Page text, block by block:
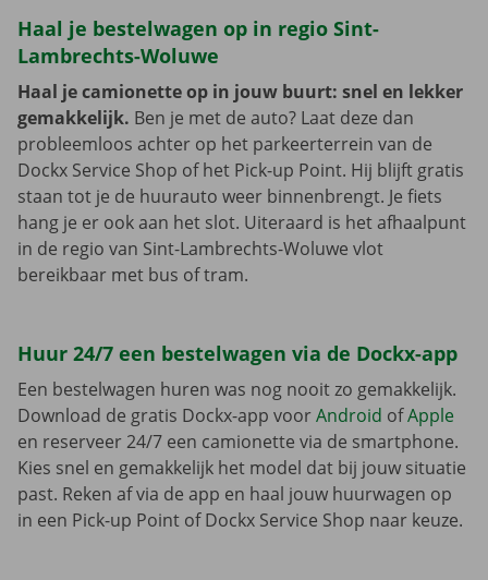
Haal je bestelwagen op in regio Sint-
Lambrechts-Woluwe
Haal je camionette op in jouw buurt: snel en lekker
gemakkelijk. Ben je met de auto? Laat deze dan
probleemloos achter op het parkeerterrein van de
Dockx Service Shop of het Pick-up Point. Hij blijft gratis
staan tot je de huurauto weer binnenbrengt. Je fiets
hang je er ook aan het slot. Uiteraard is het afhaalpunt
in de regio van Sint-Lambrechts-Woluwe vlot
bereikbaar met bus of tram.
Huur 24/7 een bestelwagen via de Dockx-app
Een bestelwagen huren was nog nooit zo gemakkelijk.
Download de gratis Dockx-app voorAndroid ofApple
en reserveer 24/7 een camionette via de smartphone.
Kies snel en gemakkelijk het model dat bij jouw situatie
past. Reken af via de app en haal jouw huurwagen op
in een Pick-up Point of Dockx Service Shop naar keuze.